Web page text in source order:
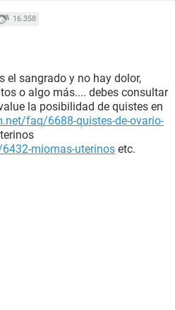
16.358
el sangrado y no hay dolor,
o algo más.... debes consultar
la posibilidad de quistes en
faq/6688-quistes-de-ovario-
miomas-uterinos etc.